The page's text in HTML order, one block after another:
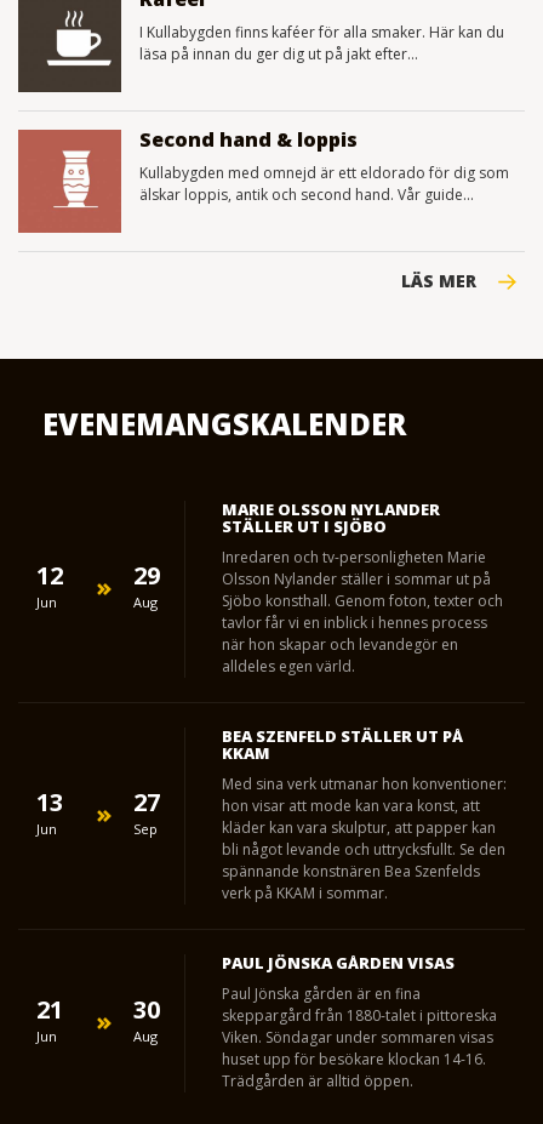
I Kullabygden finns kaféer för alla smaker. Här kan du
läsa på innan du ger dig ut på jakt efter...
Second hand & loppis
Kullabygden med omnejd är ett eldorado för dig som
älskar loppis, antik och second hand. Vår guide...
LÄS MER
EVENEMANGSKALENDER
12
Jun
29
Aug
MARIE OLSSON NYLANDER
STÄLLER UT I SJÖBO
Inredaren och tv-personligheten Marie
Olsson Nylander ställer i sommar ut på
Sjöbo konsthall. Genom foton, texter och
tavlor får vi en inblick i hennes process
när hon skapar och levandegör en
alldeles egen värld.
13
Jun
27
Sep
BEA SZENFELD STÄLLER UT PÅ
KKAM
Med sina verk utmanar hon konventioner:
hon visar att mode kan vara konst, att
kläder kan vara skulptur, att papper kan
bli något levande och uttrycksfullt. Se den
spännande konstnären Bea Szenfelds
verk på KKAM i sommar.
21
Jun
30
Aug
PAUL JÖNSKA GÅRDEN VISAS
Paul Jönska gården är en fina
skeppargård från 1880-talet i pittoreska
Viken. Söndagar under sommaren visas
huset upp för besökare klockan 14-16.
Trädgården är alltid öppen.